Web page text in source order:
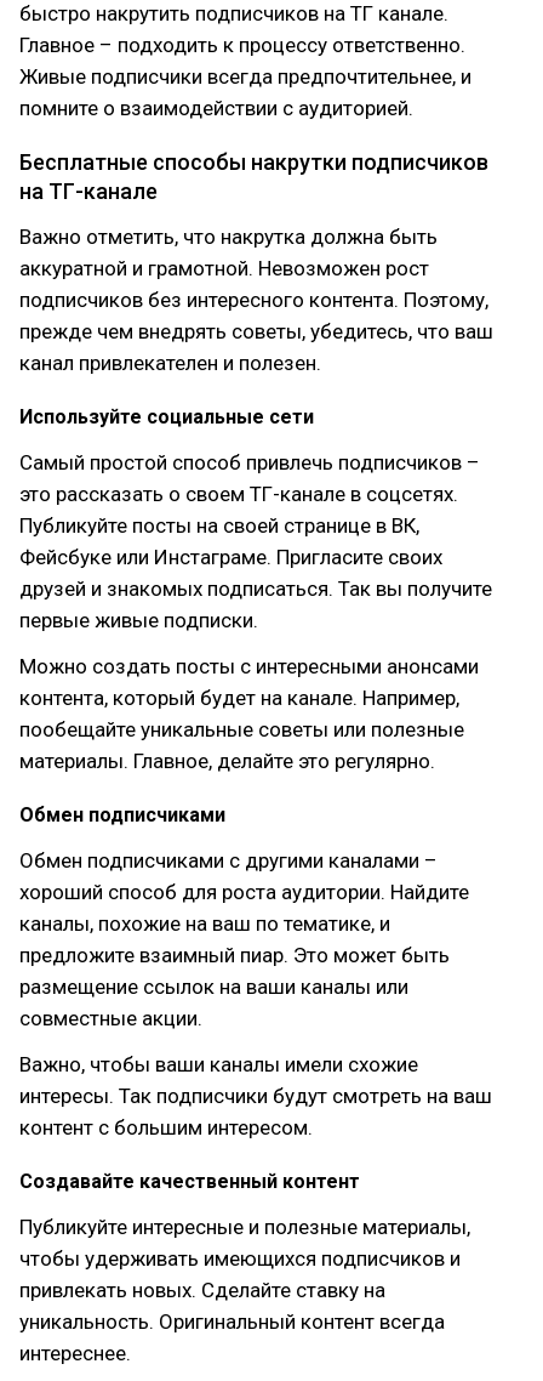
быстро накрутить подписчиков на ТГ канале.
Главное – подходить к процессу ответственно.
Живые подписчики всегда предпочтительнее, и
помните о взаимодействии с аудиторией.
Бесплатные способы накрутки подписчиков
на ТГ-канале
Важно отметить, что накрутка должна быть
аккуратной и грамотной. Невозможен рост
подписчиков без интересного контента. Поэтому,
прежде чем внедрять советы, убедитесь, что ваш
канал привлекателен и полезен.
Используйте социальные сети
Самый простой способ привлечь подписчиков –
это рассказать о своем ТГ-канале в соцсетях.
Публикуйте посты на своей странице в ВК,
Фейсбуке или Инстаграме. Пригласите своих
друзей и знакомых подписаться. Так вы получите
первые живые подписки.
Можно создать посты с интересными анонсами
контента, который будет на канале. Например,
пообещайте уникальные советы или полезные
материалы. Главное, делайте это регулярно.
Обмен подписчиками
Обмен подписчиками с другими каналами –
хороший способ для роста аудитории. Найдите
каналы, похожие на ваш по тематике, и
предложите взаимный пиар. Это может быть
размещение ссылок на ваши каналы или
совместные акции.
Важно, чтобы ваши каналы имели схожие
интересы. Так подписчики будут смотреть на ваш
контент с большим интересом.
Создавайте качественный контент
Публикуйте интересные и полезные материалы,
чтобы удерживать имеющихся подписчиков и
привлекать новых. Сделайте ставку на
уникальность. Оригинальный контент всегда
интереснее.